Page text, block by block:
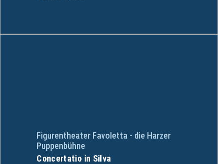
Figurentheater Favoletta - die Harzer
Puppenbühne
Concertatio in Silva